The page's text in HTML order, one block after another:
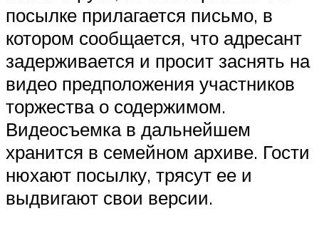
посылке прилагается письмо, в
котором сообщается, что адресант
задерживается и просит заснять на
видео предположения участников
торжества о содержимом.
Видеосъемка в дальнейшем
хранится в семейном архиве. Гости
нюхают посылку, трясут ее и
выдвигают свои версии.